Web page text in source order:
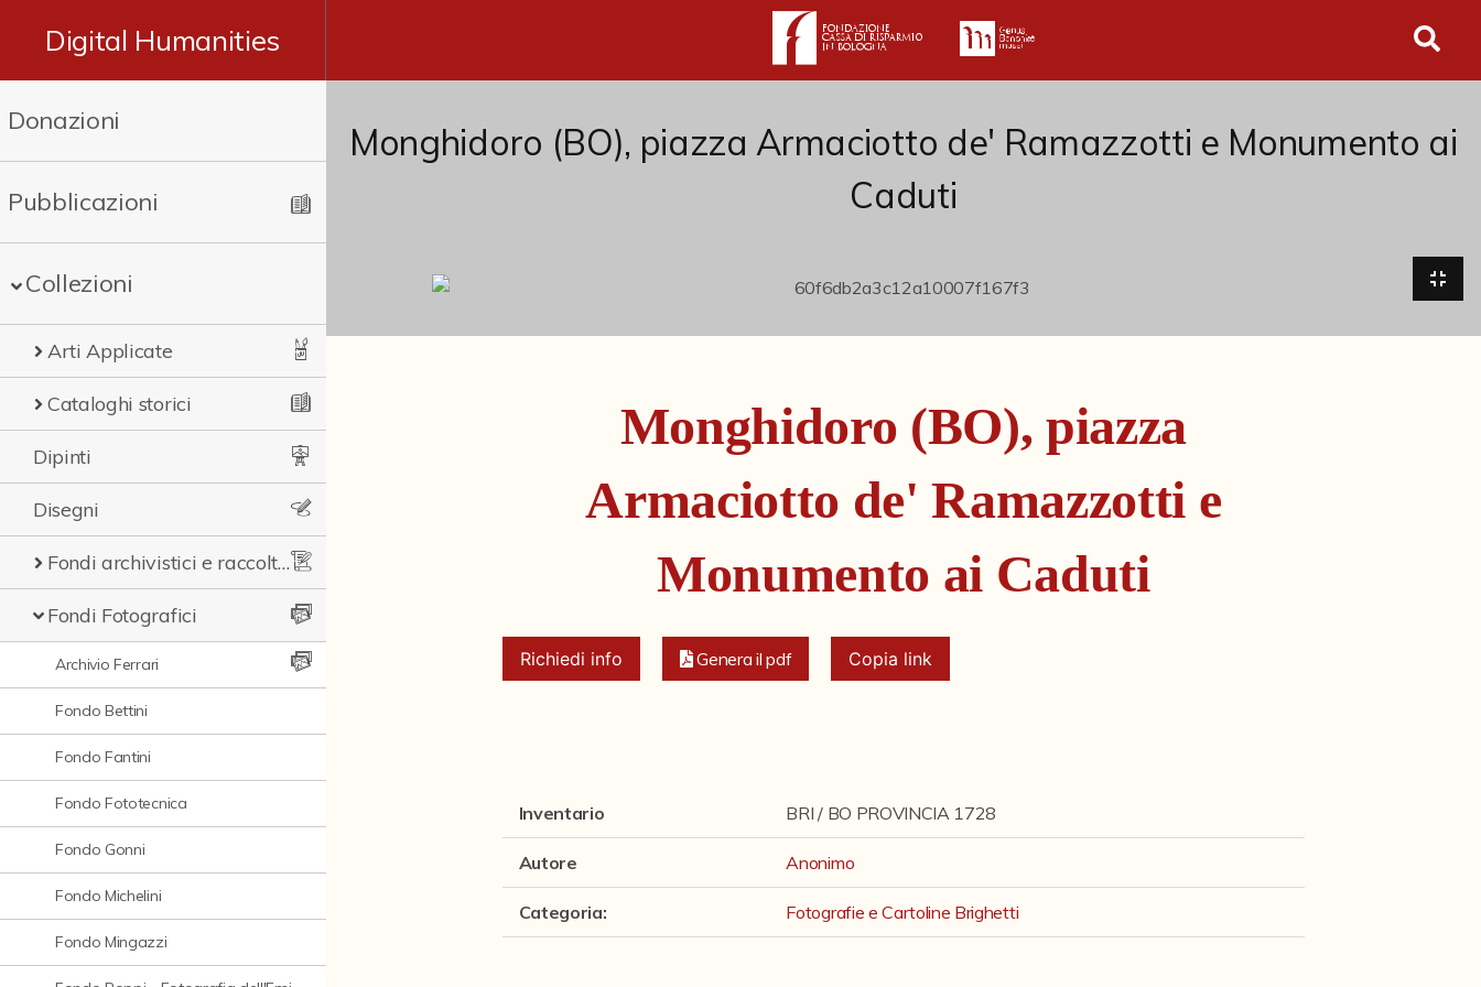
Digital Humanities
Donazioni
Pubblicazioni
Collezioni
Arti Applicate
Cataloghi storici
Dipinti
Disegni
Fondi archivistici e raccolte documentarie
Fondi Fotografici
Archivio Ferrari
Fondo Bettini
Fondo Fantini
Fondo Fototecnica
Fondo Gonni
Fondo Michelini
Fondo Mingazzi
Monghidoro (BO), piazza Armaciotto de' Ramazzotti e Monumento ai
Caduti
Monghidoro (BO), piazza
Armaciotto de' Ramazzotti e
Monumento ai Caduti
Richiedi info Genera il pdf Copia link
Inventario BRI / BO PROVINCIA 1728
Autore Anonimo
Categoria: Fotografie e Cartoline Brighetti